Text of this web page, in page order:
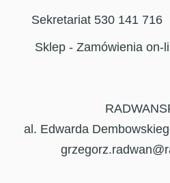
Sekretariat 530 141 716
Sklep - Zamówienia on-
al. Edwarda